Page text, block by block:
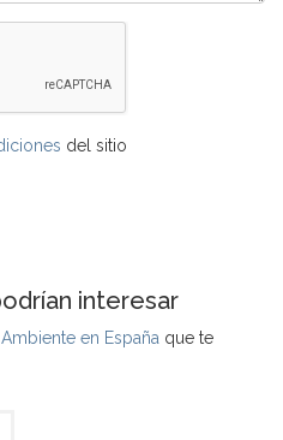
del sitio
interesar
Ambiente en España que te